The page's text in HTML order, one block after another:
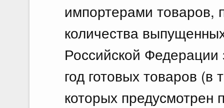
импортерами товаров,
количества
Российской
год готовых товаров (в
которых предусмотрен